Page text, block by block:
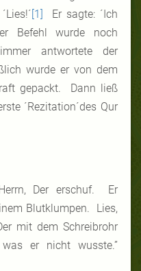
[1] Er sagte: ´Ich
Befehl wurde noch
antwortete der
wurde er von dem
gepackt. Dann ließ
´Rezitation´des Qur
Der erschuf. Er
Blutklumpen. Lies,
mit dem Schreibrohr
er nicht wusste.”